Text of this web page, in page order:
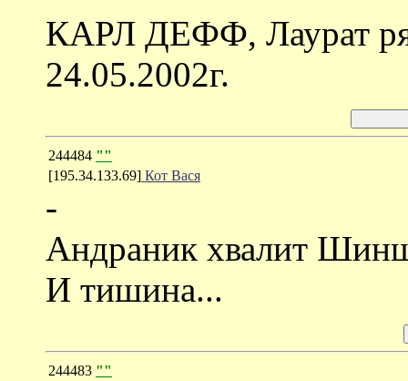
КАРЛ ДЕФФ, Лаурат
24.05.2002г.
244484 ""
[195.34.133.69] Кот Вася
-
Андраник хвалит
И тишина...
244483 ""